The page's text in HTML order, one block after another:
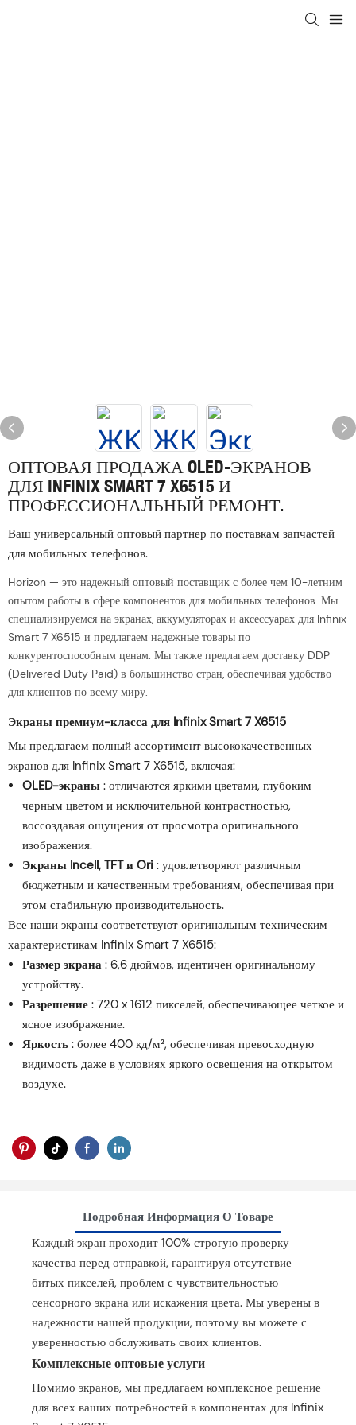
ОПТОВАЯ ПРОДАЖА OLED-ЭКРАНОВ
ДЛЯ INFINIX SMART 7 X6515 И
ПРОФЕССИОНАЛЬНЫЙ РЕМОНТ.
Ваш универсальный оптовый партнер по поставкам запчастей
для мобильных телефонов.
Horizon — это надежный оптовый поставщик с более чем 10-летним
опытом работы в сфере компонентов для мобильных телефонов. Мы
специализируемся на экранах, аккумуляторах и аксессуарах для Infinix
Smart 7 X6515 и предлагаем надежные товары по
конкурентоспособным ценам. Мы также предлагаем доставку DDP
(Delivered Duty Paid) в большинство стран, обеспечивая удобство
для клиентов по всему миру.
Экраны премиум-класса для Infinix Smart 7 X6515
Мы предлагаем полный ассортимент высококачественных
экранов для Infinix Smart 7 X6515, включая:
OLED-экраны : отличаются яркими цветами, глубоким
черным цветом и исключительной контрастностью,
воссоздавая ощущения от просмотра оригинального
изображения.
Экраны Incell, TFT и Ori : удовлетворяют различным
бюджетным и качественным требованиям, обеспечивая при
этом стабильную производительность.
Все наши экраны соответствуют оригинальным техническим
характеристикам Infinix Smart 7 X6515:
Размер экрана : 6,6 дюймов, идентичен оригинальному
устройству.
Разрешение : 720 x 1612 пикселей, обеспечивающее четкое и
ясное изображение.
Яркость : более 400 кд/м², обеспечивая превосходную
видимость даже в условиях яркого освещения на открытом
воздухе.
Подробная Информация О Товаре
Каждый экран проходит 100% строгую проверку
качества перед отправкой, гарантируя отсутствие
битых пикселей, проблем с чувствительностью
сенсорного экрана или искажения цвета. Мы уверены в
надежности нашей продукции, поэтому вы можете с
уверенностью обслуживать своих клиентов.
Комплексные оптовые услуги
Помимо экранов, мы предлагаем комплексное решение
для всех ваших потребностей в компонентах для Infinix